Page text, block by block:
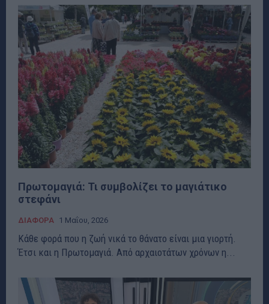
Πρωτομαγιά: Τι συμβολίζει το μαγιάτικο
στεφάνι
ΔΙΑΦΟΡΑ 1 Μαΐου, 2026
Κάθε φορά που η ζωή νικά το θάνατο είναι μια γιορτή.
Έτσι και η Πρωτομαγιά. Από αρχαιοτάτων χρόνων η...